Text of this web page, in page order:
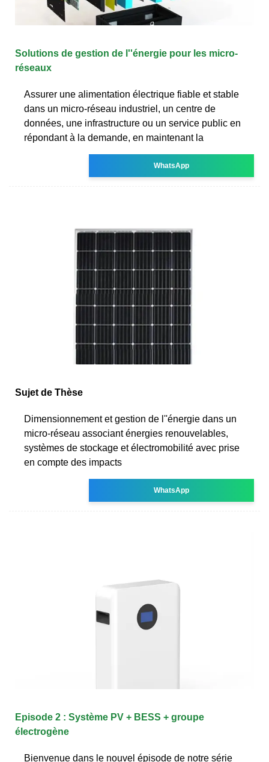
Solutions de gestion de l''énergie pour les micro-
réseaux
Assurer une alimentation électrique fiable et stable
dans un micro-réseau industriel, un centre de
données, une infrastructure ou un service public en
répondant à la demande, en maintenant la
WhatsApp
Sujet de Thèse
Dimensionnement et gestion de l''énergie dans un
micro-réseau associant énergies renouvelables,
systèmes de stockage et électromobilité avec prise
en compte des impacts
WhatsApp
Episode 2 : Système PV + BESS + groupe
électrogène
Bienvenue dans le nouvel épisode de notre série